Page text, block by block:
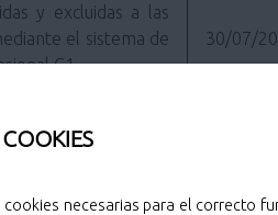
cookies necesarias para el correcto
y excluidas a las
el sistema de
C1
30/07/
como
A2
como
Cuerpo de Policía